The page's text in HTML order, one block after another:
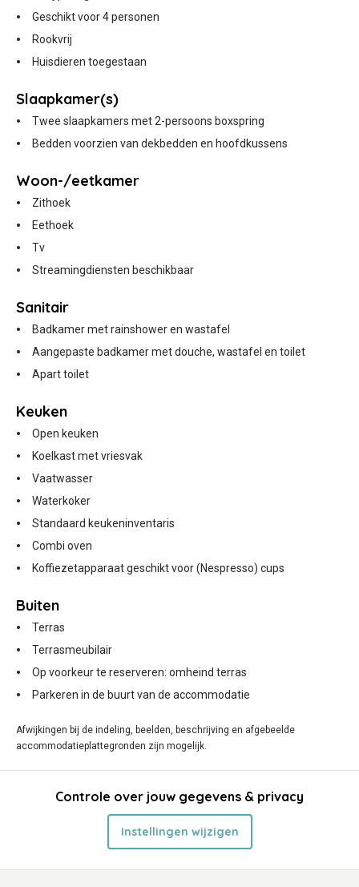
Geschikt voor 4 personen
Rookvrij
Huisdieren toegestaan
Slaapkamer(s)
Twee slaapkamers met 2-persoons boxspring
Bedden voorzien van dekbedden en hoofdkussens
Woon-/eetkamer
Zithoek
Eethoek
Tv
Streamingdiensten beschikbaar
Sanitair
Badkamer met rainshower en wastafel
Aangepaste badkamer met douche, wastafel en toilet
Apart toilet
Keuken
Open keuken
Koelkast met vriesvak
Vaatwasser
Waterkoker
Standaard keukeninventaris
Combi oven
Koffiezetapparaat geschikt voor (Nespresso) cups
Buiten
Terras
Terrasmeubilair
Op voorkeur te reserveren: omheind terras
Parkeren in de buurt van de accommodatie
Afwijkingen bij de indeling, beelden, beschrijving en afgebeelde
accommodatieplattegronden zijn mogelijk.
Controle over jouw gegevens & privacy
Instellingen wijzigen